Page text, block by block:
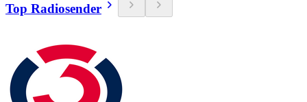
Top Radiosender